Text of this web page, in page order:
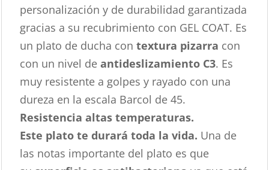
personalización y de durabilidad garantizada
gracias a su recubrimiento con GEL COAT. Es
un plato de ducha con textura pizarra con
con un nivel deantideslizamiento C3. Es
muy resistente a golpes y rayado con una
dureza en la escala Barcol de 45.
Resistencia altas temperaturas.
Este plato te durará toda la vida. Una de
las notas importante del plato es que